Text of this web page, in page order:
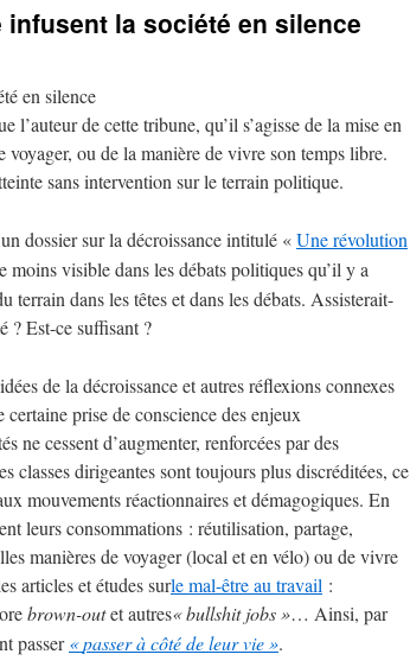
la société en silence
l’auteur de cette tribune, qu’il s’agisse de la mise en
voyager, ou de la manière de vivre son temps libre.
sans intervention sur le terrain politique.
dossier sur la décroissance intitulé «Une révolution
moins visible dans les débats politiques qu’il y a
terrain dans les têtes et dans les débats. Assisterait-
? Est-ce suffisant ?
de la décroissance et autres réflexions connexes
certaine prise de conscience des enjeux
ne cessent d’augmenter, renforcées par des
classes dirigeantes sont toujours plus discréditées, ce
mouvements réactionnaires et démagogiques. En
leurs consommations : réutilisation, partage,
manières de voyager (local et en vélo) ou de vivre
articles et études surle mal-être au travail :
brown-outet autres«bullshit jobs»… Ainsi, par
passer«passer à côté de leur vie».